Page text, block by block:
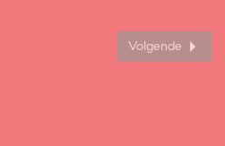
Volgende